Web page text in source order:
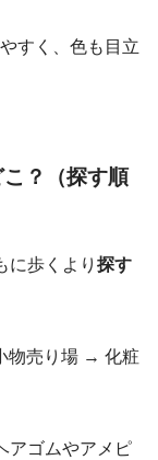
すく、色も目立
？（探す順
に歩くより 探す
物売り場 → 化粧
アゴムやアメピ